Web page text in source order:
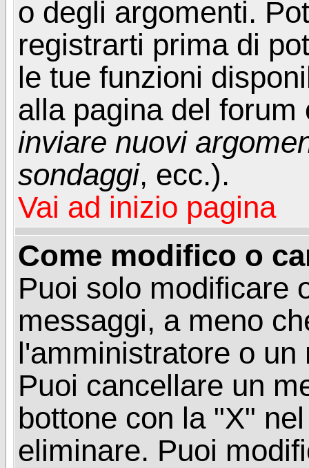
o degli argomenti.
registrarti prima di
le tue funzioni
alla pagina del
inviare nuovi
sondaggi, ecc.).
Vai ad inizio pagina
Come modifico o
Puoi solo modificare
messaggi, a meno
l'amministratore o
Puoi cancellare un
bottone con la "X"
eliminare. Puoi